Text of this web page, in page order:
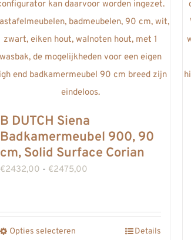
B DUTCH Siena
Badkamermeubel 900, 90
cm, Solid Surface Corian
€2432,00 - €2475,00
Opties selecteren Details